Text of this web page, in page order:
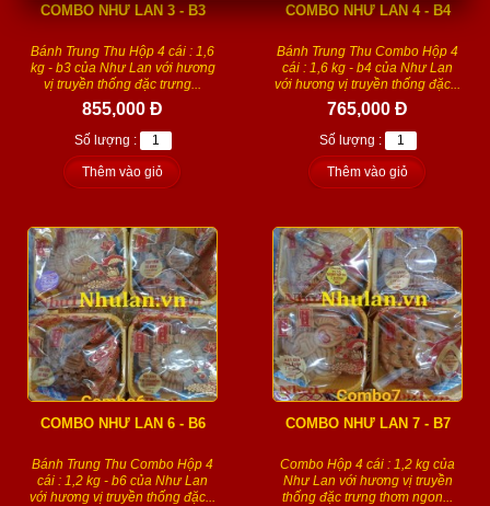
COMBO NHƯ LAN 3 - B3
Bánh Trung Thu Hộp 4 cái : 1,6
kg - b3 của Như Lan với hương
vị truyền thống đặc trưng...
855,000 Đ
Số lượng :
Thêm vào giỏ
COMBO NHƯ LAN 4 - B4
Bánh Trung Thu Combo Hộp 4
cái : 1,6 kg - b4 của Như Lan
với hương vị truyền thống đặc...
765,000 Đ
Số lượng :
Thêm vào giỏ
COMBO NHƯ LAN 6 - B6
Bánh Trung Thu Combo Hộp 4
cái : 1,2 kg - b6 của Như Lan
với hương vị truyền thống đặc...
COMBO NHƯ LAN 7 - B7
Combo Hộp 4 cái : 1,2 kg của
Như Lan với hương vị truyền
thống đặc trưng thơm ngon...